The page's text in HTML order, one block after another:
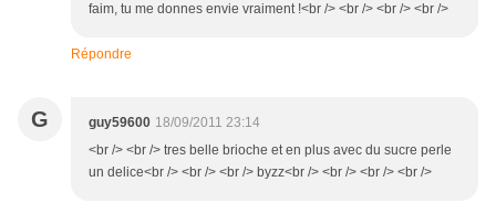
faim, tu me donnes envie vraiment !<br /> <br /> <br /> <br />
Répondre
G guy59600 18/09/2011 23:14
<br /> <br /> tres belle brioche et en plus avec du sucre perle
un delice<br /> <br /> <br /> byzz<br /> <br /> <br /> <br />